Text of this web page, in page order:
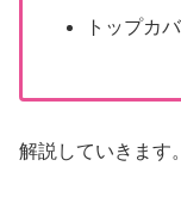
トップカ
解説していきます。